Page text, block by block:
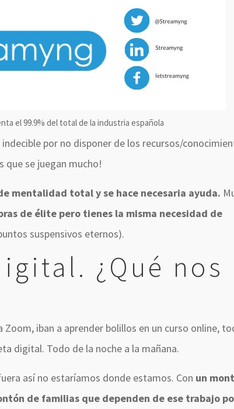
el 99.9% del total de la industria española
por no disponer de los recursos/
que se juegan mucho!
mentalidad total y se hace necesaria ayuda.
de élite pero tienes la misma necesidad de
suspensivos eternos).
¿Qué nos
iban a aprender bolillos en un curso online,
digital. Todo de la noche a la mañana.
así no estaríamos donde estamos. Con un
de familias que dependen de ese trabajo